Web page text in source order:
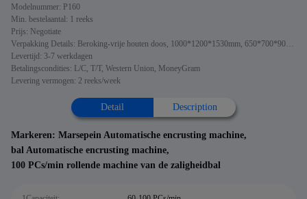
Modelnummer: P160
Min. bestelaantal: 1 reeks
Prijs: Negotiate
Verpakking Details: Beroking-vrije houten doos, 1000*1200*1530mm, 650*700*900mm
Levertijd: 3-7 werkdagen
Betalingscondities: L/C, T/T, Western Union, MoneyGram
Levering vermogen: 2 reeks/week
Detail Description
Markeren: Marsepein Automatische encrusting machine,
bal Automatische encrusting machine,
100 PCs/min rollende machine van de zaligheidbal